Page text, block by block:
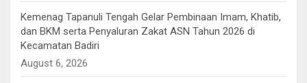
Kemenag Tapanuli Tengah Gelar Pembinaan Imam, Khatib,
dan BKM serta Penyaluran Zakat ASN Tahun 2026 di
Kecamatan Badiri
August 6, 2026